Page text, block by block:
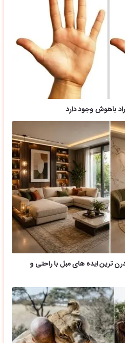
باهوش وجود دارد
پرفروش سال 1405؛ مدرن ترین ایده های مبل با راحتی و